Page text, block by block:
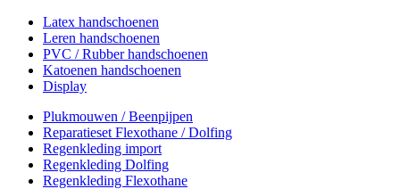
Latex handschoenen
Leren handschoenen
PVC / Rubber handschoenen
Katoenen handschoenen
Display
Plukmouwen / Beenpijpen
Reparatieset Flexothane / Dolfing
Regenkleding import
Regenkleding Dolfing
Regenkleding Flexothane